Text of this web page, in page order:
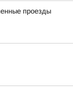
проезды